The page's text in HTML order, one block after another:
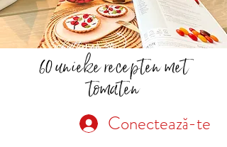
60 unieke recepten met
tomaten
Conectează-te